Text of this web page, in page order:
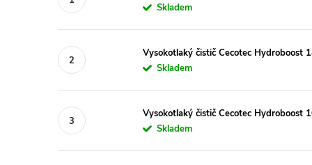
Skladem
Vysokotlaký čistič Cecotec Hydroboost
Skladem
Vysokotlaký čistič Cecotec Hydroboost
Skladem